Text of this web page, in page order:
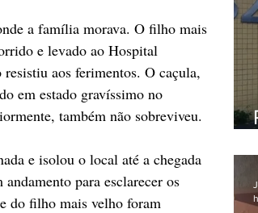
a família morava. O filho mais
e levado ao Hospital
aos ferimentos. O caçula,
em estado gravíssimo no
também não sobreviveu.
e isolou o local até a chegada
para esclarecer os
do filho mais velho foram